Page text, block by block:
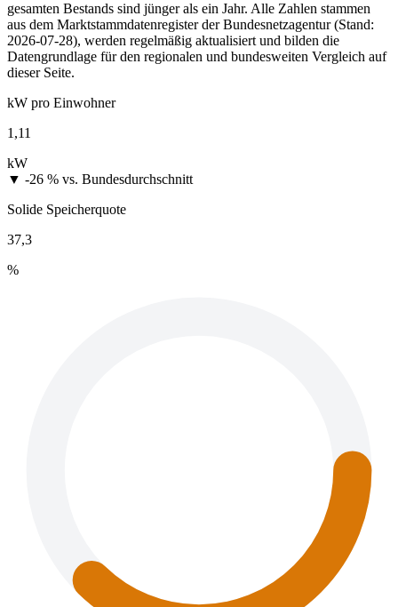
gesamten Bestands sind jünger als ein Jahr. Alle Zahlen stammen
aus dem Marktstammdatenregister der Bundesnetzagentur (Stand:
2026-07-28), werden regelmäßig aktualisiert und bilden die
Datengrundlage für den regionalen und bundesweiten Vergleich auf
dieser Seite.
kW pro Einwohner
1,11
kW
▼ -26 % vs. Bundesdurchschnitt
Solide Speicherquote
37,3
%